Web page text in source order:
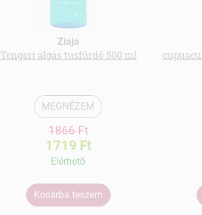
Ziaja
Tengeri algás tusfürdő 500 ml
MEGNÉZEM
1866 Ft
1719 Ft
Elérhetõ
Kosárba teszem